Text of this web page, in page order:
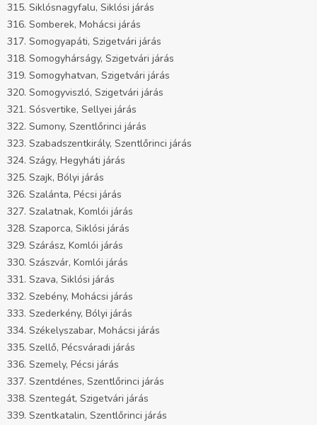
315. Siklósnagyfalu, Siklósi járás
316. Somberek, Mohácsi járás
317. Somogyapáti, Szigetvári járás
318. Somogyhárságy, Szigetvári járás
319. Somogyhatvan, Szigetvári járás
320. Somogyviszló, Szigetvári járás
321. Sósvertike, Sellyei járás
322. Sumony, Szentlőrinci járás
323. Szabadszentkirály, Szentlőrinci járás
324. Szágy, Hegyháti járás
325. Szajk, Bólyi járás
326. Szalánta, Pécsi járás
327. Szalatnak, Komlói járás
328. Szaporca, Siklósi járás
329. Szárász, Komlói járás
330. Szászvár, Komlói járás
331. Szava, Siklósi járás
332. Szebény, Mohácsi járás
333. Szederkény, Bólyi járás
334. Székelyszabar, Mohácsi járás
335. Szellő, Pécsváradi járás
336. Szemely, Pécsi járás
337. Szentdénes, Szentlőrinci járás
338. Szentegát, Szigetvári járás
339. Szentkatalin, Szentlőrinci járás